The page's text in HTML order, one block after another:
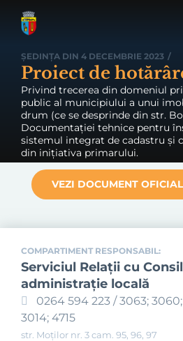
ȘEDINȚA DIN 4 DECEMBRIE 2023 /
Proiect de
Privind trecerea din domeniul
public al municipiului a unui
drum (ce se desprinde din str.
Documentației tehnice pentru
sistemul integrat de cadastru și
din inițiativa primarului.
VEZI DOCUMENT OFICIAL
COMPARTIMENT RESPONSABIL:
Serviciul Relaţii cu
administraţie locală
0264 594 223 / 3063;
3014; 4715
str. Moților nr. 3 cam. 95, 96, 97